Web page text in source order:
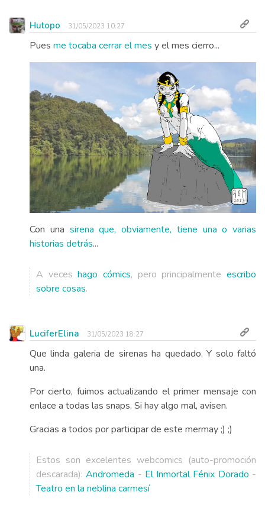
Hutopo 31/05/2023 10:27
Pues me tocaba cerrar el mes y el mes cierro...
Con una sirena que, obviamente, tiene una o varias
historias detrás...
A veceshago cómics, pero principalmenteescribo
sobre cosas.
LuciferElina 31/05/2023 18:27
Que linda galeria de sirenas ha quedado. Y solo faltó
una.
Por cierto, fuimos actualizando el primer mensaje con
enlace a todas las snaps. Si hay algo mal, avisen.
Gracias a todos por participar de este mermay ;) ;)
Estos son excelentes webcomics (auto-promoción
descarada):Andromeda - El Inmortal Fénix Dorado -
Teatro en la neblina carmesí